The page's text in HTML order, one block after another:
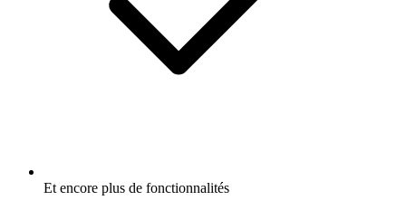
Et encore plus de fonctionnalités